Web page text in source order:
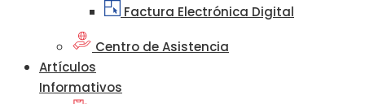
Factura Electrónica Digital
Centro de Asistencia
Artículos
Informativos